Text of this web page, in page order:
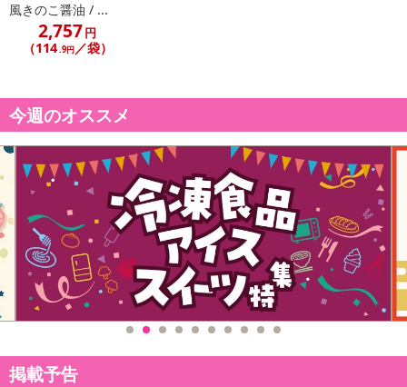
風きのこ醤油 / ...
2,757円
（114.9円／袋）
今週のオススメ
掲載予告